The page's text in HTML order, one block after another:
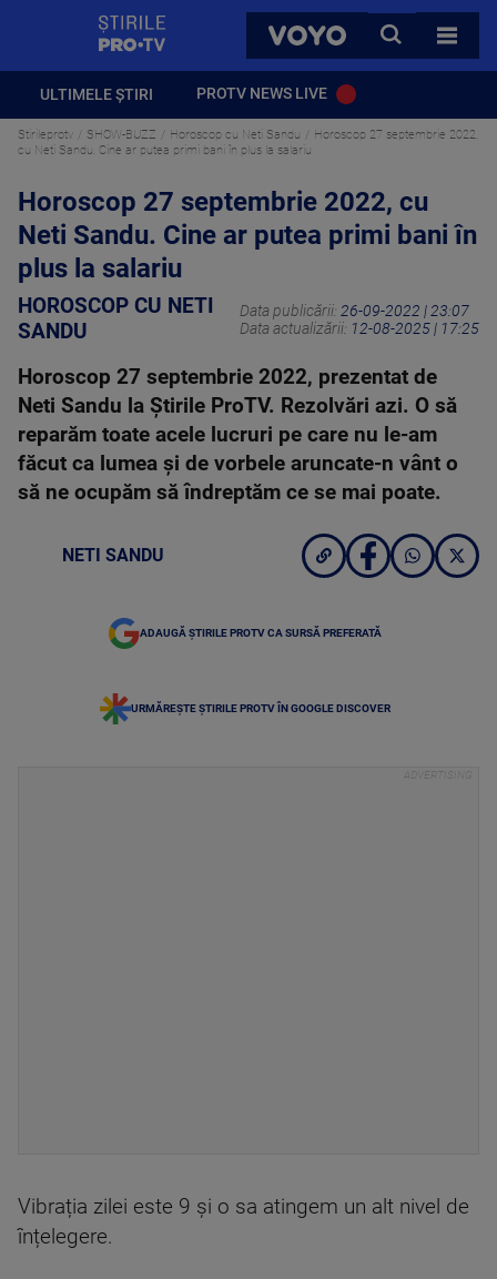
VOYO
CAUTA
TOATE
ULTIMELE ȘTIRI PROTV NEWS LIVE
Stirileprotv SHOW-BUZZ Horoscop cu Neti Sandu
Horoscop 27 septembrie 2022,
cu Neti Sandu. Cine ar putea primi bani în plus la salariu
Horoscop 27 septembrie 2022, cu
Neti Sandu. Cine ar putea primi bani în
plus la salariu
HOROSCOP CU NETI
SANDU
Data publicării: 26-09-2022 | 23:07
Data actualizării: 12-08-2025 | 17:25
Horoscop 27 septembrie 2022, prezentat de
Neti Sandu la Știrile ProTV. Rezolvări azi. O să
reparăm toate acele lucruri pe care nu le-am
făcut ca lumea și de vorbele aruncate-n vânt o
să ne ocupăm să îndreptăm ce se mai poate.
NETI SANDU
ADAUGĂ ȘTIRILE PROTV CA SURSĂ PREFERATĂ
URMĂREȘTE ȘTIRILE PROTV ÎN GOOGLE DISCOVER
Vibrația zilei este 9 și o sa atingem un alt nivel de
înțelegere.